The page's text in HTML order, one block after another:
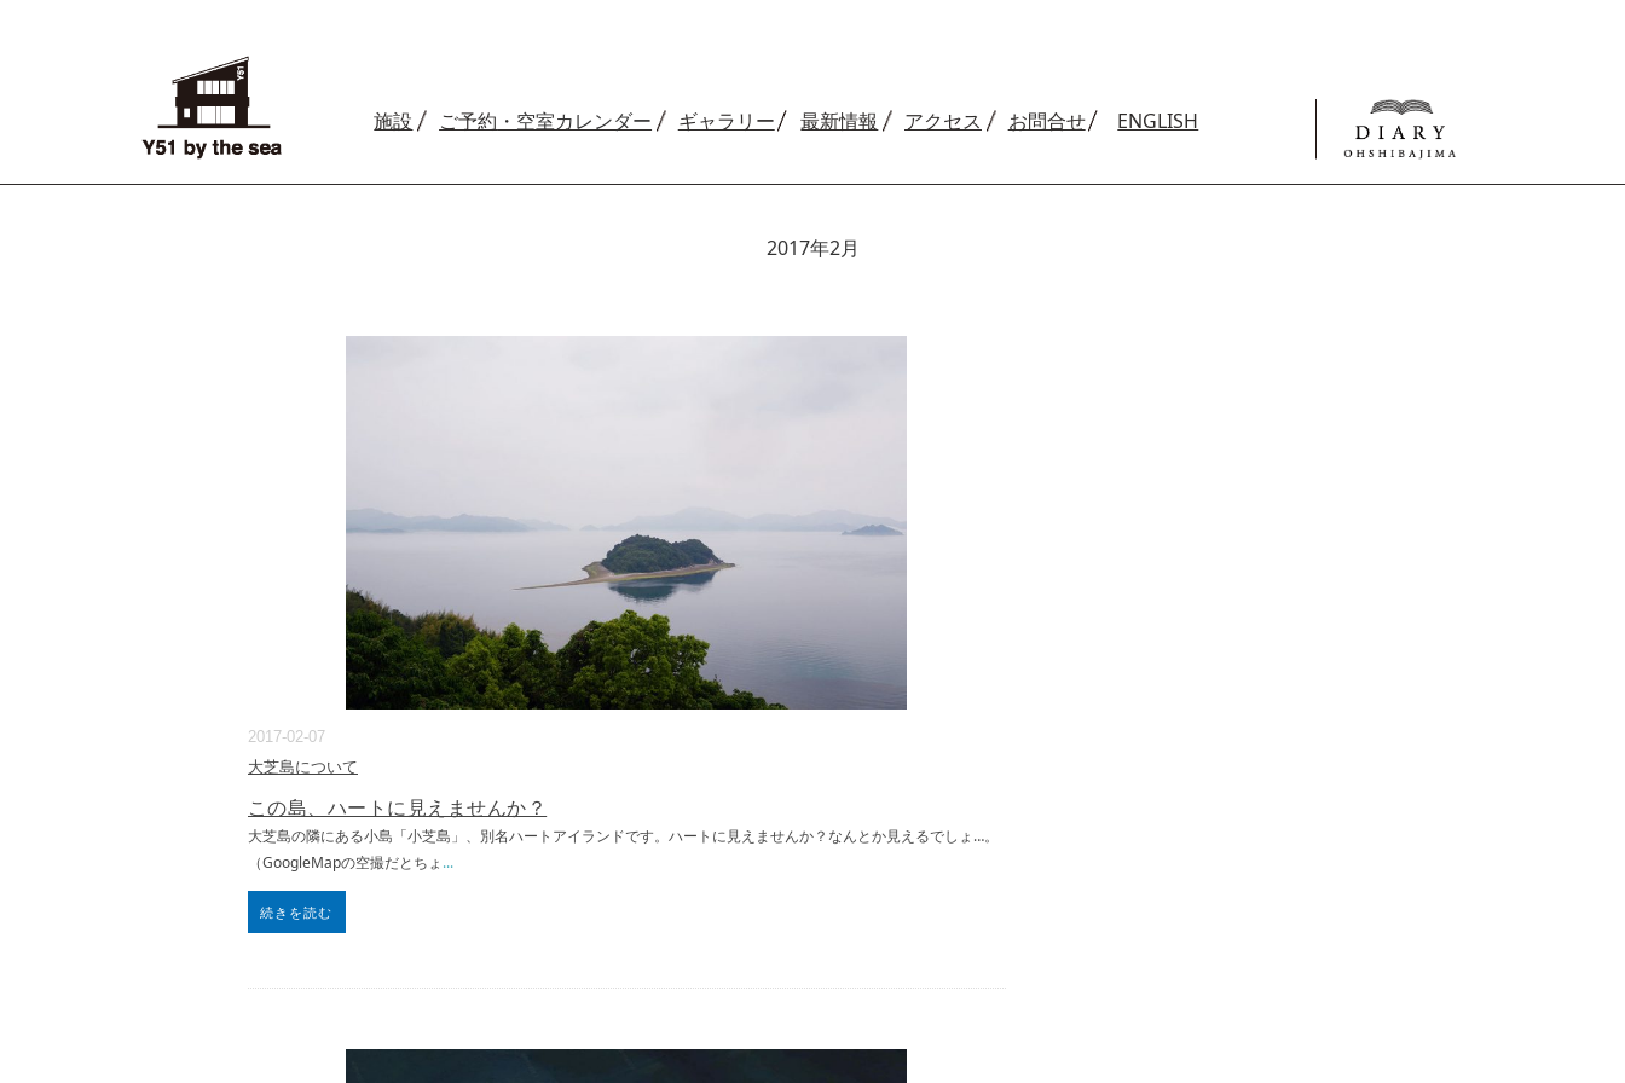
施設 ご予約 ・空室カレンダー ギャラリー 最新情報 アクセス お問合せ ENGLISH
2017年2月
2017-02-07
大芝島について
この島、ハートに見えませんか？
大芝島の隣にある小島「小芝島」、別名ハートアイランドです。ハートに見えませんか？なんとか見えるでしょ…。
（GoogleMapの空撮だとちょ ...
続きを読む